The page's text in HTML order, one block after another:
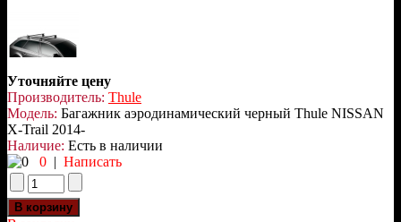
Уточняйте цену
Производитель: Thule
Модель: Багажник аэродинамический черный Thule NISSAN
X-Trail 2014-
Наличие: Есть в наличии
0 | Написать